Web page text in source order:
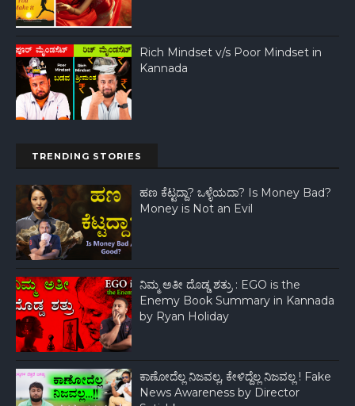
Rich Mindset v/s Poor Mindset in
Kannada
TRENDING STORIES
ಹಣ ಕೆಟ್ಟದ್ದಾ? ಒಳ್ಳೆಯದಾ? Is Money Bad?
Money is Not an Evil
ನಿಮ್ಮ ಅತೀ ದೊಡ್ಡ ಶತ್ರು : EGO is the
Enemy Book Summary in Kannada
by Ryan Holiday
ಕಾಣೋದೆಲ್ಲ ನಿಜವಲ್ಲ, ಕೇಳಿದ್ದೆಲ್ಲ ನಿಜವಲ್ಲ ! Fake
News Awareness by Director